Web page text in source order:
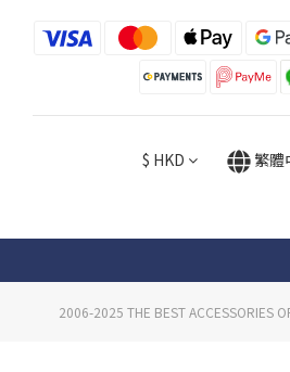
$ HKD 繁體
2006-2025 THE BEST ACCESSORIES